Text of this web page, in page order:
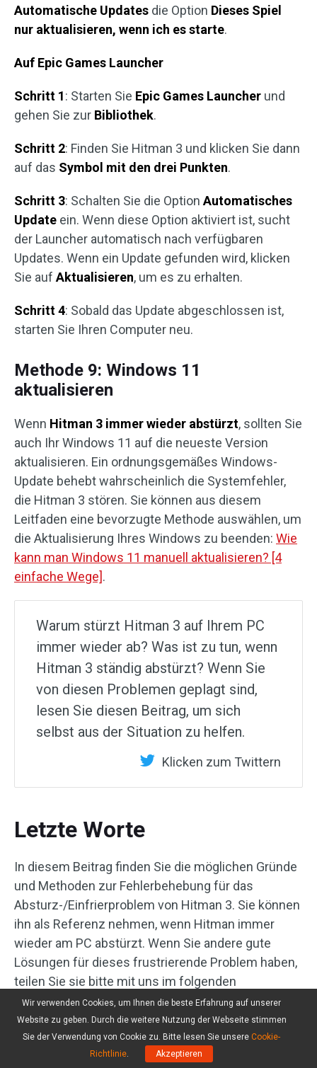
Automatische Updates die Option Dieses Spiel
nur aktualisieren, wenn ich es starte.
Auf Epic Games Launcher
Schritt 1: Starten Sie Epic Games Launcher und
gehen Sie zur Bibliothek.
Schritt 2: Finden Sie Hitman 3 und klicken Sie dann
auf das Symbol mit den drei Punkten.
Schritt 3: Schalten Sie die OptionAutomatisches
Update ein. Wenn diese Option aktiviert ist, sucht
der Launcher automatisch nach verfügbaren
Updates. Wenn ein Update gefunden wird, klicken
Sie aufAktualisieren, um es zu erhalten.
Schritt 4: Sobald das Update abgeschlossen ist,
starten Sie Ihren Computer neu.
Methode 9: Windows 11
aktualisieren
Wenn Hitman 3 immer wieder abstürzt, sollten Sie
auch Ihr Windows 11 auf die neueste Version
aktualisieren. Ein ordnungsgemäßes Windows-
Update behebt wahrscheinlich die Systemfehler,
die Hitman 3 stören. Sie können aus diesem
Leitfaden eine bevorzugte Methode auswählen, um
die Aktualisierung Ihres Windows zu beenden: Wie
kann man Windows 11 manuell aktualisieren? [4
einfache Wege].
Warum stürzt Hitman 3 auf Ihrem PC
immer wieder ab? Was ist zu tun, wenn
Hitman 3 ständig abstürzt? Wenn Sie
von diesen Problemen geplagt sind,
lesen Sie diesen Beitrag, um sich
selbst aus der Situation zu helfen.
Klicken zum Twittern
Letzte Worte
In diesem Beitrag finden Sie die möglichen Gründe
und Methoden zur Fehlerbehebung für das
Absturz-/Einfrierproblem von Hitman 3. Sie können
ihn als Referenz nehmen, wenn Hitman immer
wieder am PC abstürzt. Wenn Sie andere gute
Lösungen für dieses frustrierende Problem haben,
teilen Sie sie bitte mit uns im folgenden
Kommentarbereich.
Wenn Sie Probleme mit MiniTool Partition Wizard
haben, können Sie uns übersupport@minitool.com
Wir verwenden Cookies, um Ihnen die beste Erfahrung auf unserer
Website zu geben. Durch die weitere Nutzung der Webseite stimmen
Sie der Verwendung von Cookie zu. Bitte lesen Sie unsere Cookie-
Richtlinie. Akzeptieren